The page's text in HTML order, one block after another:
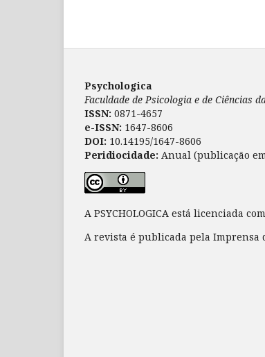
Psychologica
Faculdade de Psicologia e de Ciências
ISSN: 0871-4657
e-ISSN: 1647-8606
DOI: 10.14195/1647-8606
Peridiocidade: Anual (publicação
A PSYCHOLOGICA está licenciada
A revista é publicada pela Imprensa